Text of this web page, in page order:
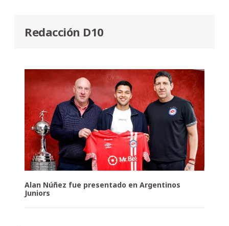
Redacción D10
Alan Núñez fue presentado en Argentinos
Juniors